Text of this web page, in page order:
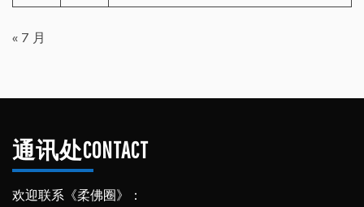
« 7 月
通讯处CONTACT
欢迎联系《柔佛圈》：